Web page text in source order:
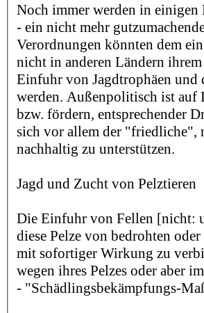
Noch immer werden in einigen
- ein nicht mehr
Verordnungen könnten dem
nicht in anderen Ländern
Einfuhr von Jagdtrophäen und
werden. Außenpolitisch ist auf
bzw. fördern, entsprechender
sich vor allem der "friedliche",
nachhaltig zu unterstützen.
Jagd und Zucht von Pelztieren
Die Einfuhr von Fellen [nicht:
diese Pelze von bedrohten
mit sofortiger Wirkung zu
wegen ihres Pelzes oder aber
- "Schädlingsbekämpfungs-